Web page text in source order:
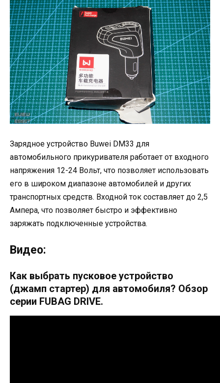
Зарядное устройство Buwei DM33 для
автомобильного прикуривателя работает от входного
напряжения 12-24 Вольт, что позволяет использовать
его в широком диапазоне автомобилей и других
транспортных средств. Входной ток составляет до 2,5
Ампера, что позволяет быстро и эффективно
заряжать подключенные устройства.
Видео:
Как выбрать пусковое устройство
(джамп стартер) для автомобиля? Обзор
серии FUBAG DRIVE.